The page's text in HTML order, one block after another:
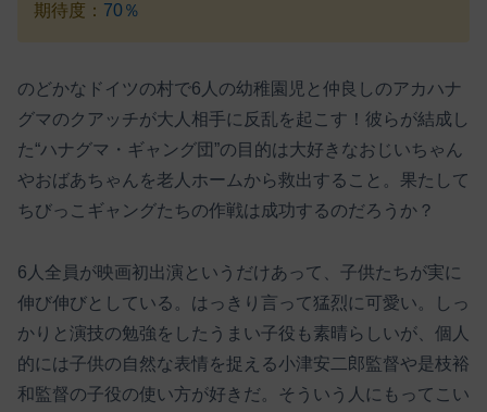
期待度： 70％
のどかなドイツの村で6人の幼稚園児と仲良しのアカハナ
グマのクアッチが大人相手に反乱を起こす！彼らが結成し
た“ハナグマ・ギャング団”の目的は大好きなおじいちゃん
やおばあちゃんを老人ホームから救出すること。果たして
ちびっこギャングたちの作戦は成功するのだろうか？
6人全員が映画初出演というだけあって、子供たちが実に
伸び伸びとしている。はっきり言って猛烈に可愛い。しっ
かりと演技の勉強をしたうまい子役も素晴らしいが、個人
的には子供の自然な表情を捉える小津安二郎監督や是枝裕
和監督の子役の使い方が好きだ。そういう人にもってこい